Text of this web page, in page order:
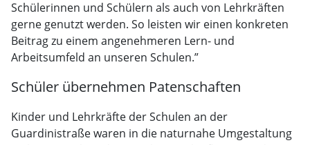
Schülerinnen und Schülern als auch von Lehrkräften
gerne genutzt werden. So leisten wir einen konkreten
Beitrag zu einem angenehmeren Lern- und
Arbeitsumfeld an unseren Schulen.”
Schüler übernehmen Patenschaften
Kinder und Lehrkräfte der Schulen an der
Guardinistraße waren in die naturnahe Umgestaltung